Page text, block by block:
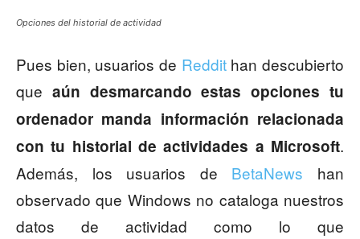
Opciones del historial de actividad
Pues bien, usuarios de Reddithan descubierto
que aún desmarcando estas opciones tu
ordenador manda información relacionada
con tu historial de actividades a Microsoft.
Además, los usuarios de BetaNews han
observado que Windows no cataloga nuestros
datos de actividad como lo que